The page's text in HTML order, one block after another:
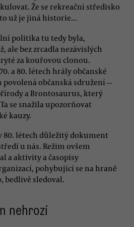
Že se rekreační středisko
už je jiná historie...
politika tu tedy byla,
ale bez zrcadla nezávislých
za kouřovou clonou.
a 80. létech hrály občanské
občanská sdružení —
a Brontosaurus, který
se snažila upozorňovat
kauzy.
80. létech důležitý dokument
u nás. Režim ovšem
a aktivity a časopisy
pohybující se na hraně
bedlivě sledoval.
nehrozí